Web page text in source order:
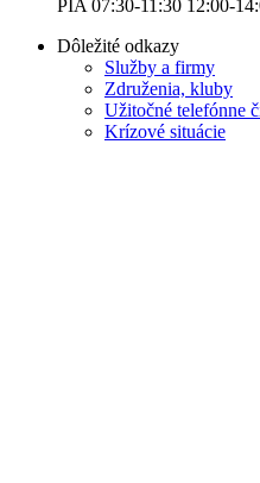
PIA 07:30-11:30 12:00-
Dôležité odkazy
Služby a firmy
Združenia, kluby
Užitočné telefónne
Krízové situácie